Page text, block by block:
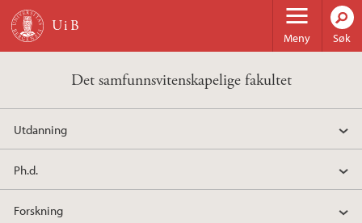
Hopp til hovedinnhold
Meny Søk
Det samfunnsvitenskapelige fakultet
Utdanning
Ph.d.
Forskning